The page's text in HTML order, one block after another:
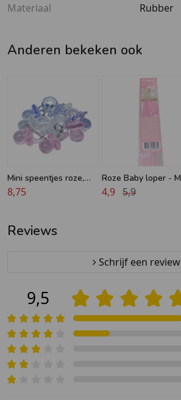
Materiaal
Rubber
Anderen bekeken ook
Mini speentjes roze,
blauw of transparant
8,75
Roze Baby loper - Met
voetjes - 2.5 meter
4,9 5,9
Reviews
Schrijf een review
9,5